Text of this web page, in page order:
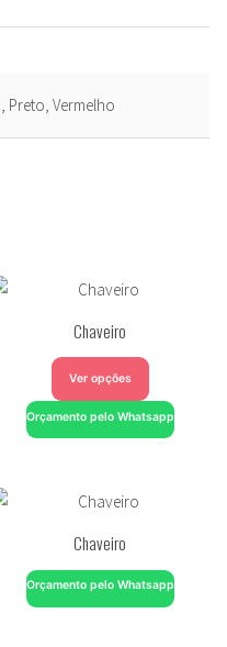
Preto, Vermelho
Chaveiro
Ver opções
Orçamento pelo Whatsapp
Chaveiro
Orçamento pelo Whatsapp